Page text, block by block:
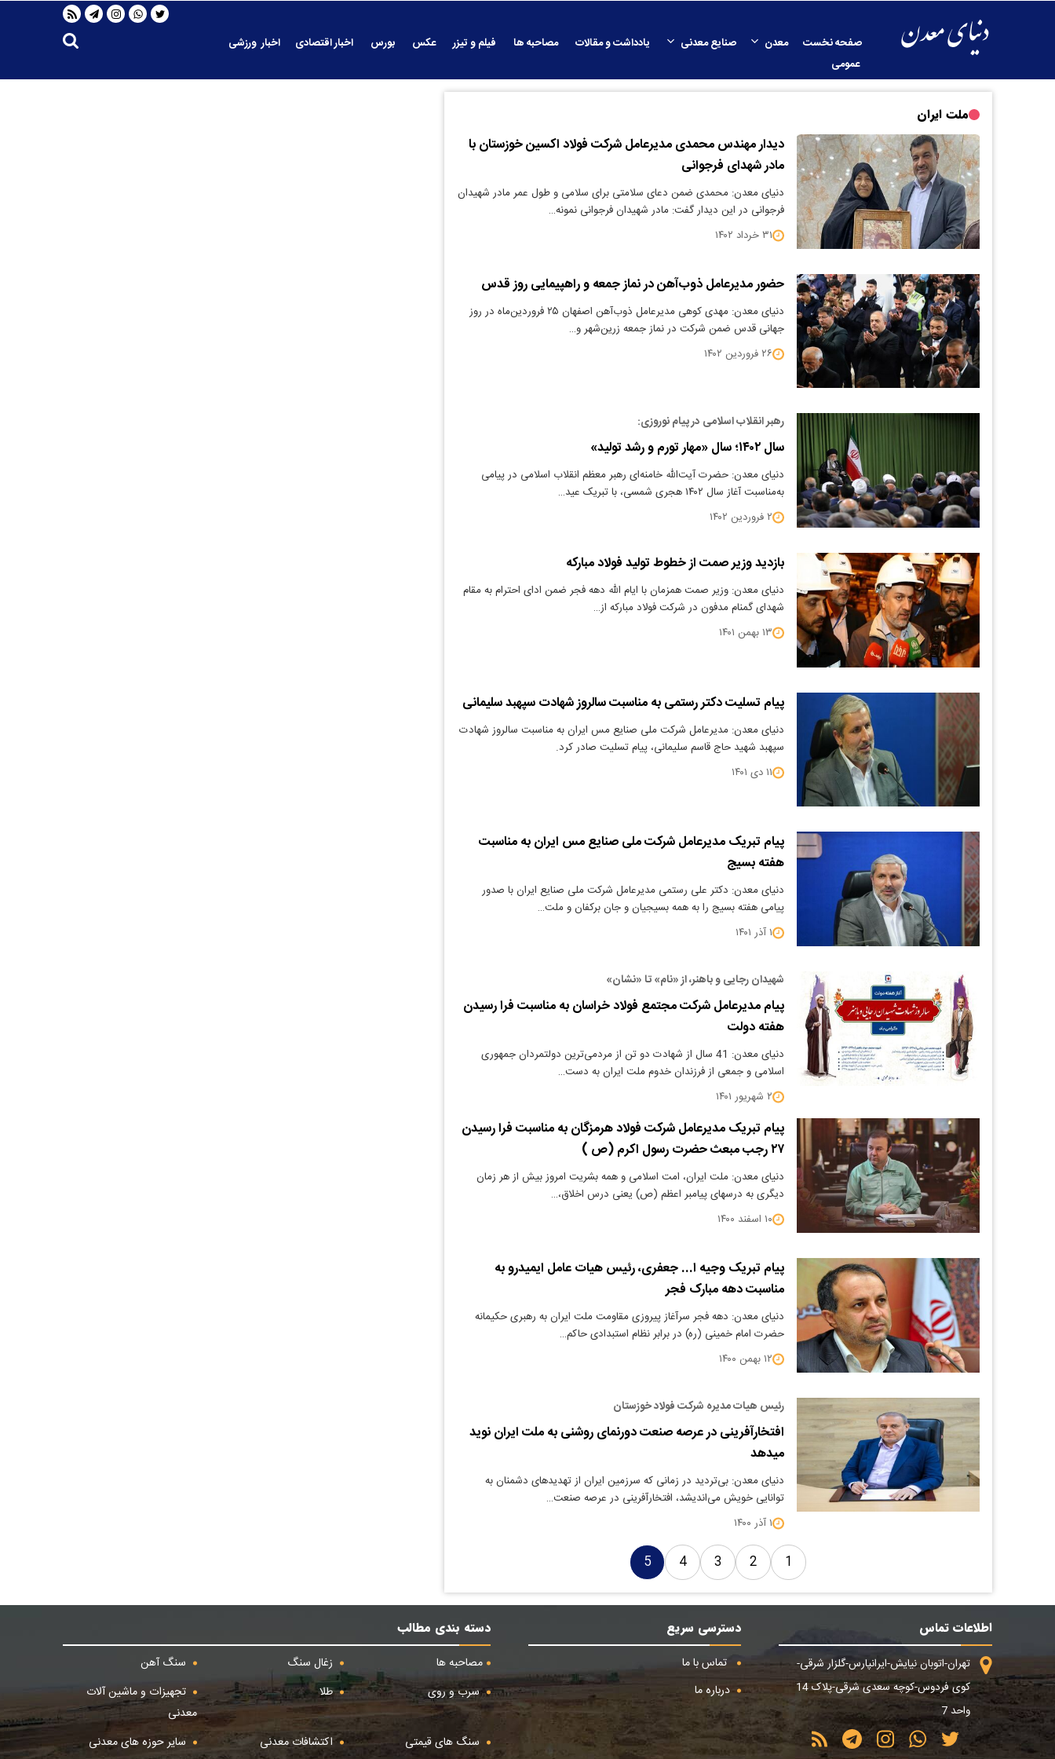
صفحه نخست معدن صنایع معدنی یادداشت و مقالات مصاحبه ها فیلم و تیزر عکس بورس اخبار اقتصادی
اخبار ورزشی
عمومی
ملت ایران
دیدار مهندس محمدی مدیرعامل شرکت فولاد اکسین خوزستان با
مادر شهدای فرجوانی
دنیای معدن: محمدی ضمن دعای سلامتی برای سلامی و طول عمر مادر شهیدان
فرجوانی در این دیدار گفت: مادر شهیدان فرجوانی نمونه…
۳۱ خرداد ۱۴۰۲
حضور مدیرعامل ذوب‌آهن در نماز جمعه و راهپیمایی روز قدس
دنیای معدن: مهدی کوهی مدیرعامل ذوب‌آهن اصفهان ۲۵ فروردین‌ماه در روز
جهانی قدس ضمن شرکت در نماز جمعه زرین‌شهر و…
۲۶ فروردین ۱۴۰۲
رهبر انقلاب اسلامی در پیام نوروزی:
سال ۱۴۰۲؛ سال «مهار تورم و رشد تولید»
دنیای معدن: حضرت آیت‌الله خامنه‌ای رهبر معظم انقلاب اسلامی در پیامی
به‌مناسبت آغاز سال ۱۴۰۲ هجری شمسی، با تبریک عید…
۲ فروردین ۱۴۰۲
بازدید وزیر صمت از خطوط تولید ‌فولاد مبارکه
دنیای معدن: وزیر صمت همزمان با ایام الله دهه فجر ضمن ادای احترام به مقام
شهدای گمنام مدفون در شرکت فولاد مبارکه از…
۱۳ بهمن ۱۴۰۱
پیام تسلیت دکتر رستمی به مناسبت سالروز شهادت سپهبد سلیمانی
دنیای معدن: مدیرعامل شرکت ملی صنایع مس ایران به مناسبت سالروز شهادت
سپهبد شهید حاج قاسم سلیمانی، پیام تسلیت صادر کرد.
۱۱ دی ۱۴۰۱
پیام تبریک مدیرعامل شرکت ملی صنایع مس ایران به مناسبت
هفته بسیج
دنیای معدن: دکتر علی رستمی مدیرعامل شرکت ملی صنایع ایران با صدور
پیامی هفته بسیج را به همه بسیجیان و جان برکفان و ملت…
۱ آذر ۱۴۰۱
شهیدان رجایی و‌ باهنر، از «نام» تا «نشان»
پیام مدیرعامل شرکت مجتمع فولاد خراسان به مناسبت فرا رسیدن
هفته دولت
دنیای معدن: 41 سال از شهادت دو‌ تن از مردمی‌ترین دولتمردان جمهوری
اسلامی و جمعی از فرزندان خدوم ملت ایران به دست…
۲ شهریور ۱۴۰۱
پیام تبریک مدیرعامل شرکت فولاد هرمزگان به مناسبت فرا رسیدن
٢٧ رجب مبعث حضرت رسول اکرم (ص )
دنیای معدن: ملت ایران، امت اسلامی و همه بشریت امروز بیش از هر زمان
دیگری به درسهای پیامبر اعظم (ص) یعنی درس اخلاق،…
۱۰ اسفند ۱۴۰۰
پیام تبریک وجیه ا... جعفری، رئیس هیات عامل ایمیدرو به
مناسبت دهه مبارک فجر
دنیای معدن: دهه فجر سرآغاز پیروزی مقاومت ملت ایران به رهبری حکیمانه
حضرت امام خمینی (ره) در برابر نظام استبدادی حاکم…
۱۲ بهمن ۱۴۰۰
رئیس هیات مدیره شرکت فولاد خوزستان
افتخارآفرینی در عرصه صنعت دورنمای روشنی به ملت ایران نوید
میدهد
دنیای معدن: بی‌تردید در زمانی که سرزمین ایران از تهدیدهای دشمنان به
توانایی‌ خویش می‌اندیشد، افتخارآفرینی در عرصه صنعت…
۱ آذر ۱۴۰۰
1
2
3
4
5
اطلاعات تماس
تهران-اتوبان نیایش-ایرانپارس-گلزار شرقی-
کوی فردوس-کوچه سعدی شرقی-پلاک 14
واحد 7
دسترسی سریع
تماس با ما
درباره ما
دسته بندی مطالب
مصاحبه ها
زغال سنگ
سنگ آهن
سرب و روی
طلا
تجهیزات و ماشین آلات
معدنی
سنگ های قیمتی
اکتشافات معدنی سایر حوزه های معدنی